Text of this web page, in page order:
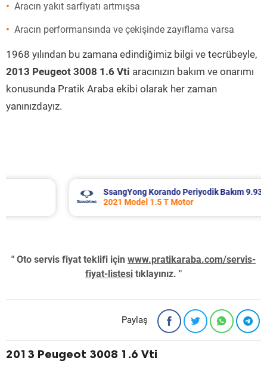
Aracın yakıt sarfiyatı artmışsa
Aracın performansında ve çekişinde zayıflama varsa
1968 yılından bu zamana edindiğimiz bilgi ve tecrübeyle,
2013 Peugeot 3008 1.6 Vti aracınızın bakım ve onarımı
konusunda Pratik Araba ekibi olarak her zaman
yanınızdayız.
SsangYong Korando Periyodik Bakım 9.937 TL
2021 Model 1.5 T Motor
" Oto servis fiyat teklifi için www.pratikaraba.com/servis-
fiyat-listesi tıklayınız. "
Paylaş
2013 Peugeot 3008 1.6 Vti